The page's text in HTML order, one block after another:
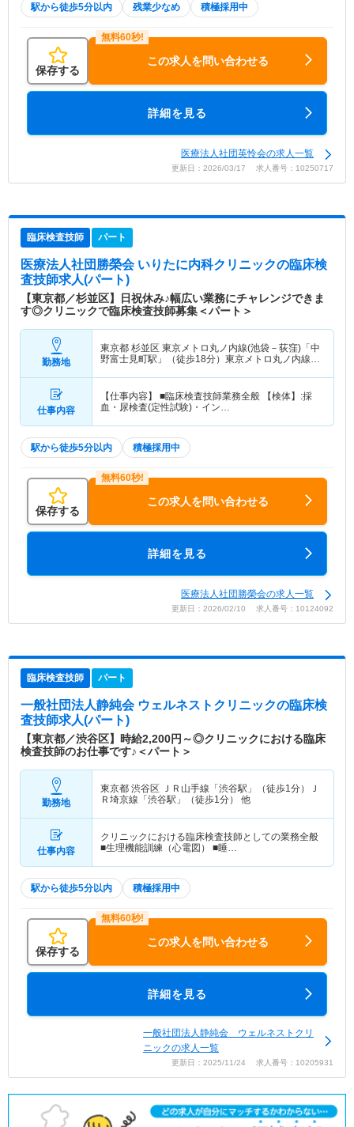
駅から徒歩5分以内 残業少なめ 積極採用中
保存する
この求人を問い合わせる
詳細を見る
医療法人社団英怜会の求人一覧
更新日：2026/03/17 求人番号：10250717
臨床検査技師 パート
医療法人社団勝榮会 いりたに内科クリニックの臨床検
査技師求人(パート)
【東京都／杉並区】日祝休み♪幅広い業務にチャレンジできま
す◎クリニックで臨床検査技師募集＜パート＞
勤務地
東京都 杉並区 東京メトロ丸ノ内線(池袋－荻窪)「中
野富士見町駅」（徒歩18分）東京メトロ丸ノ内線
仕事内容
【仕事内容】 ■臨床検査技師業務全般 【検体】:採
血・尿検査(定性試験)・イン…
駅から徒歩5分以内 積極採用中
保存する
この求人を問い合わせる
詳細を見る
医療法人社団勝榮会の求人一覧
更新日：2026/02/10 求人番号：10124092
臨床検査技師 パート
一般社団法人静純会 ウェルネストクリニックの臨床検
査技師求人(パート)
【東京都／渋谷区】時給2,200円～◎クリニックにおける臨床
検査技師のお仕事です♪＜パート＞
勤務地
東京都 渋谷区 ＪＲ山手線「渋谷駅」（徒歩1分）Ｊ
Ｒ埼京線「渋谷駅」（徒歩1分） 他
仕事内容
クリニックにおける臨床検査技師としての業務全般
■生理機能訓練（心電図） ■睡…
駅から徒歩5分以内 積極採用中
保存する
この求人を問い合わせる
詳細を見る
一般社団法人静純会 ウェルネストクリ
ニックの求人一覧
更新日：2025/11/24 求人番号：10205931